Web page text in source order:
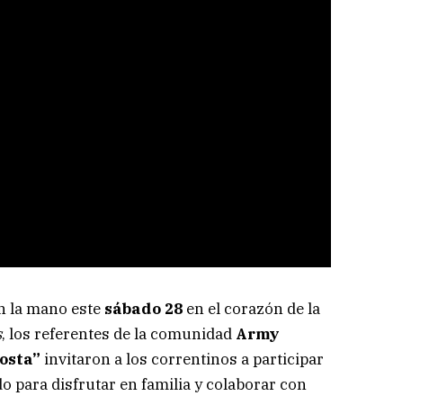
la mano este sábado 28 en el corazón de la
, los referentes de la comunidad Army
invitaron a los correntinos a participar
para disfrutar en familia y colaborar con